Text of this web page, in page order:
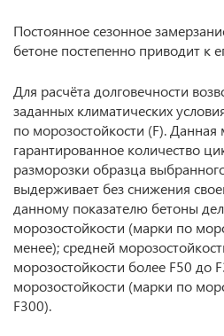
Постоянное сезонное
бетоне постепенно приводит к
Для расчёта долговечности
заданных климатических
по морозостойкости (F). Данная
гарантированное количество
разморозки образца
выдерживает без снижения
данному показателю бетоны
морозостойкости (марки по
менее); средней
морозостойкости более F50 до
морозостойкости (марки по
F300).